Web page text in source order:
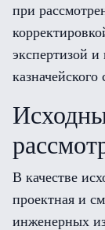
при
экспертизой
В качестве
проектная и
инженерных